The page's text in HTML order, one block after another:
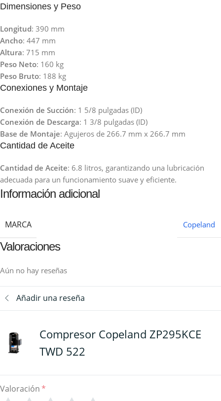
Dimensiones y Peso
Longitud: 390 mm
Ancho: 447 mm
Altura: 715 mm
Peso Neto: 160 kg
Peso Bruto: 188 kg
Conexiones y Montaje
Conexión de Succión: 1 5/8 pulgadas (ID)
Conexión de Descarga: 1 3/8 pulgadas (ID)
Base de Montaje: Agujeros de 266.7 mm x 266.7 mm
Cantidad de Aceite
Cantidad de Aceite: 6.8 litros, garantizando una lubricación
adecuada para un funcionamiento suave y eficiente.
Información adicional
MARCA Copeland
Valoraciones
Aún no hay reseñas
Añadir una reseña
Compresor Copeland ZP295KCE
TWD 522
Valoración *